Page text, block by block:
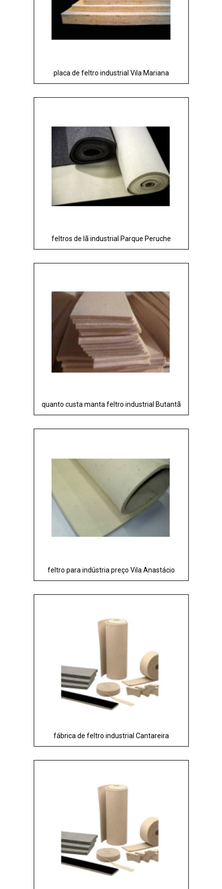
placa de feltro industrial Vila Mariana
feltros de lã industrial Parque Peruche
quanto custa manta feltro industrial Butantã
feltro para indústria preço Vila Anastácio
fábrica de feltro industrial Cantareira